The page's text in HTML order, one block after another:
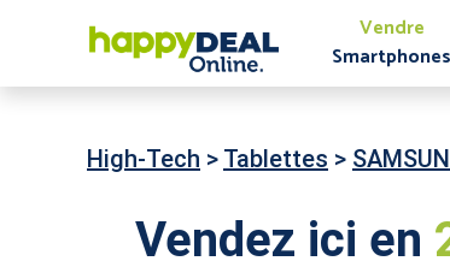
Vendre
Smartphones
High-Tech > Tablettes >
Vendez ici en